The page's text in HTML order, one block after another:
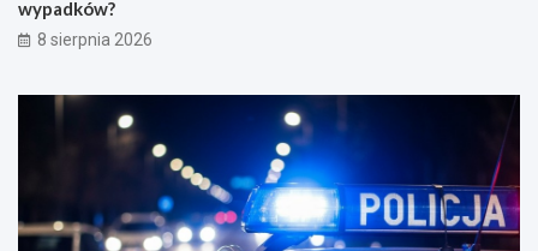
wypadków?
8 sierpnia 2026